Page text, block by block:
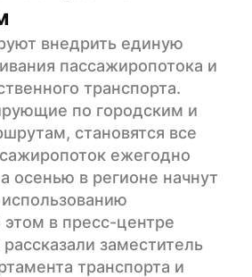
внедрить единую
пассажиропотока и
транспорта.
по городским и
становятся все
ежегодно
осенью в регионе начнут
в пресс-центре
заместитель
транспорта и